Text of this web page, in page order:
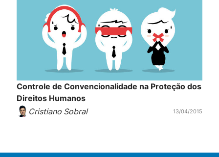
Controle de Convencionalidade na Proteção dos
Direitos Humanos
Cristiano Sobral
13/04/2015